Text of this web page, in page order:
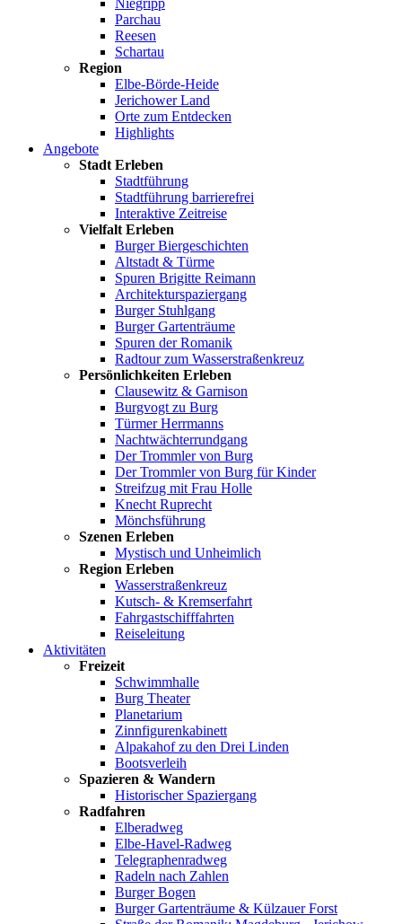
Niegripp
Parchau
Reesen
Schartau
Region
Elbe-Börde-Heide
Jerichower Land
Orte zum Entdecken
Highlights
Angebote
Stadt Erleben
Stadtführung
Stadtführung barrierefrei
Interaktive Zeitreise
Vielfalt Erleben
Burger Biergeschichten
Altstadt & Türme
Spuren Brigitte Reimann
Architekturspaziergang
Burger Stuhlgang
Burger Gartenträume
Spuren der Romanik
Radtour zum Wasserstraßenkreuz
Persönlichkeiten Erleben
Clausewitz & Garnison
Burgvogt zu Burg
Türmer Herrmanns
Nachtwächterrundgang
Der Trommler von Burg
Der Trommler von Burg für Kinder
Streifzug mit Frau Holle
Knecht Ruprecht
Mönchsführung
Szenen Erleben
Mystisch und Unheimlich
Region Erleben
Wasserstraßenkreuz
Kutsch- & Kremserfahrt
Fahrgastschifffahrten
Reiseleitung
Aktivitäten
Freizeit
Schwimmhalle
Burg Theater
Planetarium
Zinnfigurenkabinett
Alpakahof zu den Drei Linden
Bootsverleih
Spazieren & Wandern
Historischer Spaziergang
Radfahren
Elberadweg
Elbe-Havel-Radweg
Telegraphenradweg
Radeln nach Zahlen
Burger Bogen
Burger Gartenträume & Külzauer Forst